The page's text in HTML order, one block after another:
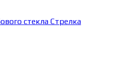
стекла Стрелка